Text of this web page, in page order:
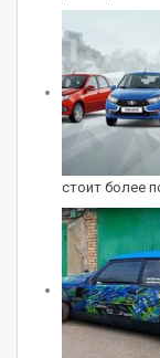
стоит более